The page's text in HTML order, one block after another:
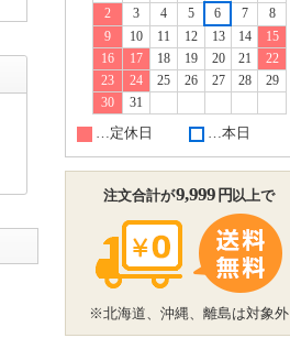
2
3 4 5 6 7
8
9
10 11 12 13 14
15
16
17 18 19 20 21
22
23
24 25 26 27 28
29
30
31
…定休日 …本日
注文合計が9,999 円以上で
※北海道、沖縄、離島は対象外